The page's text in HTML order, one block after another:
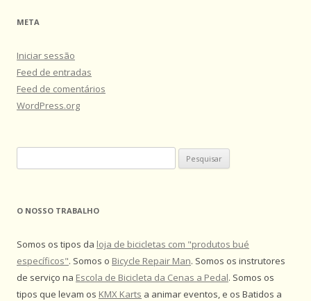
META
Iniciar sessão
Feed de entradas
Feed de comentários
WordPress.org
por:
O NOSSO TRABALHO
Somos os tipos da loja de bicicletas com "produtos bué
específicos". Somos o Bicycle Repair Man. Somos os instrutores
de serviço na Escola de Bicicleta da Cenas a Pedal. Somos os
tipos que levam os KMX Karts a animar eventos, e os Batidos a